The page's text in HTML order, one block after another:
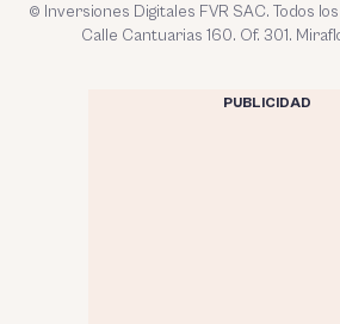
© Inversiones Digitales FVR SAC. Todos
Calle Cantuarias 160. Of. 301.
PUBLICIDAD